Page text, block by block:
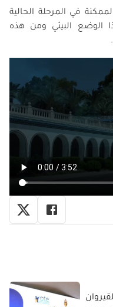
في المرحلة الحالية
الوضع البيئي ومن هذه